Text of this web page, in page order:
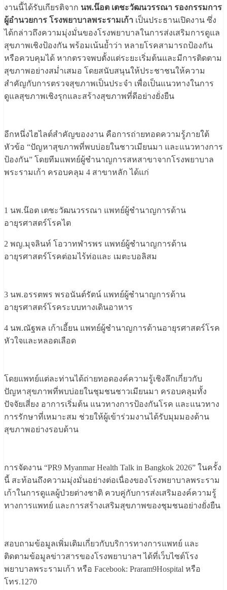
งานนี้ได้รับเกียรติจาก นพ.น๊อต เตชะวัฒนวรรณา รองกรรมการ
ผู้อำนวยการ โรงพยาบาลพระรามเก้า เป็นประธานเปิดงาน ซึ่ง
ได้กล่าวถึงความมุ่งมั่นของโรงพยาบาลในการส่งเสริมการดูแล
สุขภาพเชิงป้องกัน พร้อมเน้นย้ำว่า หลายโรคสามารถป้องกัน
หรือควบคุมได้ หากตรวจพบตั้งแต่ระยะเริ่มต้นและมีการติดตาม
สุขภาพอย่างสม่ำเสมอ โดยสนับสนุนให้ประชาชนให้ความ
สำคัญกับการตรวจสุขภาพเป็นประจำ เพื่อเป็นแนวทางในการ
ดูแลสุขภาพเชิงรุกและสร้างสุขภาพที่ดีอย่างยั่งยืน
อีกหนึ่งไฮไลต์สำคัญของงาน คือการถ่ายทอดความรู้ภายใต้
หัวข้อ “ปัญหาสุขภาพที่พบบ่อยในชาวเมียนมา และแนวทางการ
ป้องกัน” โดยทีมแพทย์ผู้ชำนาญการสหสาขาจากโรงพยาบาล
พระรามเก้า ครอบคลุม 4 สาขาหลัก ได้แก่
1 นพ.น๊อต เตชะวัฒนวรรณา แพทย์ผู้ชำนาญการด้าน
อายุรศาสตร์โรคไต
2 พญ.มุจลินท์ โอวาทฬารพร แพทย์ผู้ชำนาญการด้าน
อายุรศาสตร์โรคต่อมไร้ท่อและ เมตะบอลิสม
3 นพ.อรรตพร พรอนันต์รัตน์ แพทย์ผู้ชำนาญการด้าน
อายุรศาสตร์โรคระบบทางเดินอาหาร
4 นพ.ณัฐพล เก้าเอี้ยน แพทย์ผู้ชำนาญการด้านอายุรศาสตร์โรค
หัวใจและหลอดเลือด
โดยแพทย์แต่ละท่านได้ถ่ายทอดองค์ความรู้เชิงลึกเกี่ยวกับ
ปัญหาสุขภาพที่พบบ่อยในชุมชนชาวเมียนมา ครอบคลุมทั้ง
ปัจจัยเสี่ยง อาการเริ่มต้น แนวทางการป้องกันโรค และแนวทาง
การรักษาที่เหมาะสม ช่วยให้ผู้เข้าร่วมงานได้รับมุมมองด้าน
สุขภาพอย่างรอบด้าน
การจัดงาน “PR9 Myanmar Health Talk in Bangkok 2026” ในครั้ง
นี้ สะท้อนถึงความมุ่งมั่นอย่างต่อเนื่องของโรงพยาบาลพระราม
เก้าในการดูแลผู้ป่วยต่างชาติ ควบคู่กับการส่งเสริมองค์ความรู้
ทางการแพทย์ และการสร้างเสริมสุขภาพของชุมชนอย่างยั่งยืน
สอบถามข้อมูลเพิ่มเติมเกี่ยวกับบริการทางการแพทย์ และ
ติดตามข้อมูลข่าวสารของโรงพยาบาลฯ ได้ที่เว็บไซต์โรง
พยาบาลพระรามเก้า หรือ Facebook: Praram9Hospital หรือ
โทร.1270